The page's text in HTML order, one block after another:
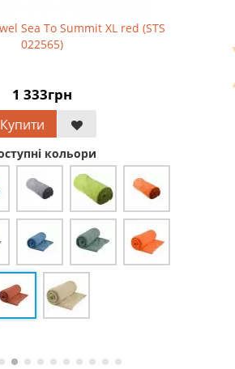
Sea To Summit XL red (STS
022565)
1 333грн
Купити
кольори